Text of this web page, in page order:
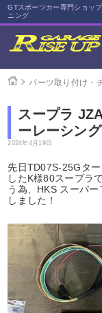
GTスポーツカー専門ショッ
ニング
パーツ取り付け・
スープラ
ーレーシン
2024年4月19日
先日TD07S-25Gタ
したK様80スープラ
う為、HKS スーパ
しました！